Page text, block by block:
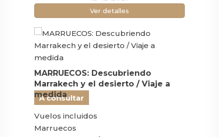
Ver detalles
A consultar
MARRUECOS: Descubriendo
Marrakech y el desierto / Viaje a
medida
Vuelos incluidos
Marruecos